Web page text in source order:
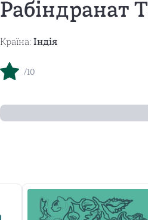
Рабіндранат
Країна: Індія
/10